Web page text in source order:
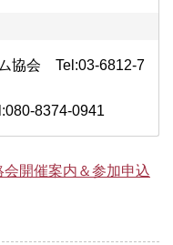
協会 Tel:03-6812-7
8374-0941
開催案内＆参加申込